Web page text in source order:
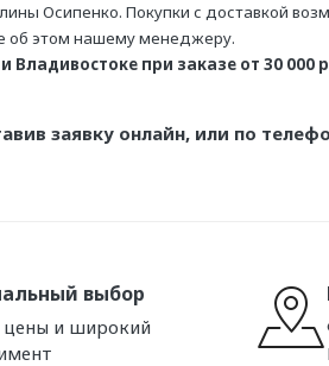
Осипенко. Покупки с доставкой
об этом нашему менеджеру.
Владивостоке при заказе от 30 000
заявку онлайн, или по
выбор
цены и широкий